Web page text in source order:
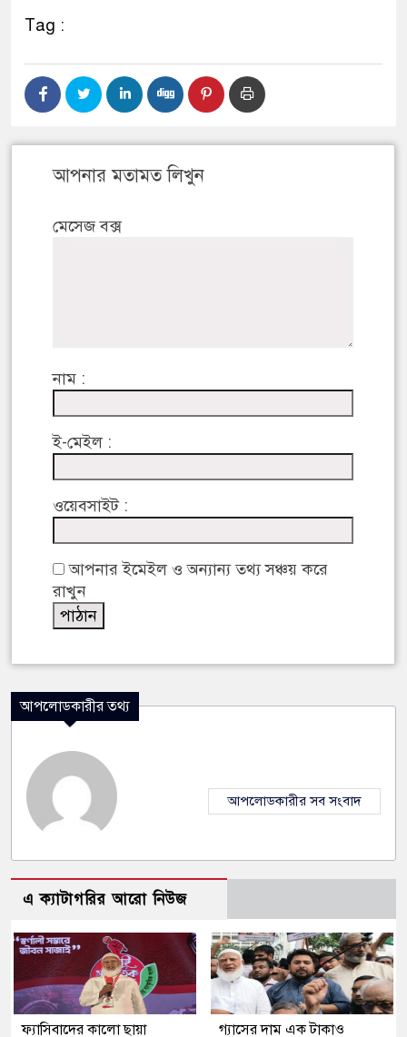
Tag :
আপনার মতামত লিখুন
মেসেজ বক্স
নাম :
ই-মেইল :
ওয়েবসাইট :
আপনার ইমেইল ও অন্যান্য তথ্য সঞ্চয় করে
রাখুন
আপলোডকারীর তথ্য
আপলোডকারীর সব সংবাদ
এ ক্যাটাগরির আরো নিউজ
ফ্যাসিবাদের কালো ছায়া গ্যাসের দাম এক টাকাও